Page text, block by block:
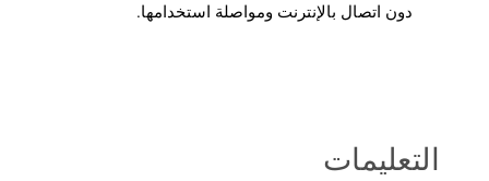
دون اتصال بالإنترنت ومواصلة استخدامها.
التعليمات